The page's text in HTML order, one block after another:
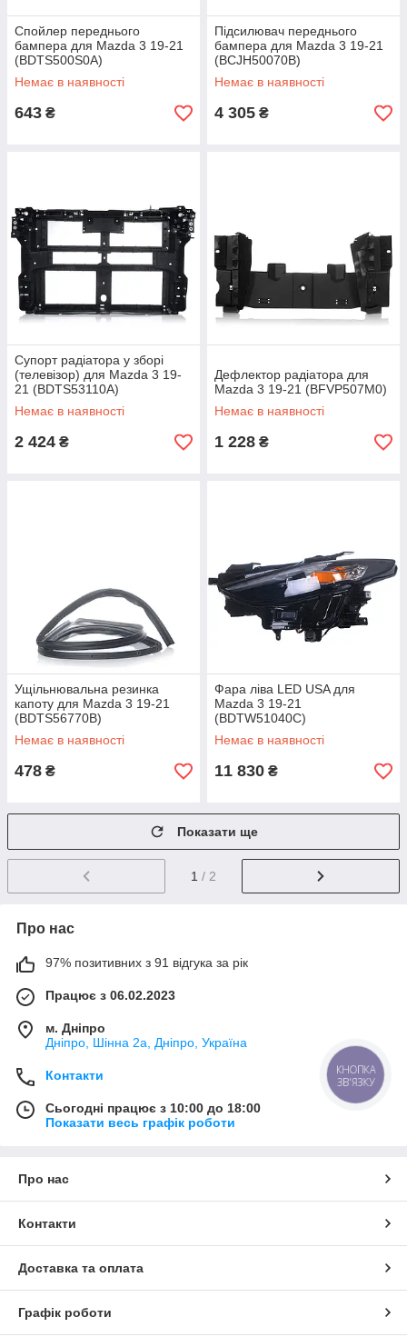
Спойлер переднього
бампера для Mazda 3 19-21
(BDTS500S0A)
Немає в наявності
643 ₴
Підсилювач переднього
бампера для Mazda 3 19-21
(BCJH50070B)
Немає в наявності
4 305 ₴
Супорт радіатора у зборі
(телевізор) для Mazda 3 19-
21 (BDTS53110A)
Немає в наявності
2 424 ₴
Дефлектор радіатора для
Mazda 3 19-21 (BFVP507M0)
Немає в наявності
1 228 ₴
Ущільнювальна резинка
капоту для Mazda 3 19-21
(BDTS56770B)
Немає в наявності
478 ₴
Фара ліва LED USA для
Mazda 3 19-21
(BDTW51040C)
Немає в наявності
11 830 ₴
Показати ще
1 / 2
Про нас
97% позитивних з 91 відгука за рік
Працює з 06.02.2023
м. Дніпро
Дніпро, Шінна 2а, Дніпро, Україна
Контакти
Сьогодні працює з 10:00 до 18:00
Показати весь графік роботи
Про нас
Контакти
Доставка та оплата
Графік роботи
КНОПКА
ЗВ'ЯЗКУ